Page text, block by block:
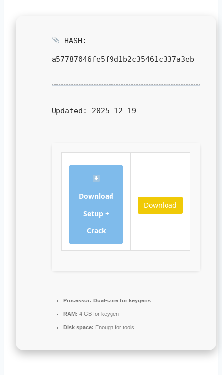
HASH:
a57787046fe5f9d1b2c35461c337a3eb
Updated: 2025-12-19
Download
Setup +
Crack
Download
Processor: Dual-core for keygens
RAM: 4 GB for keygen
Disk space: Enough for tools